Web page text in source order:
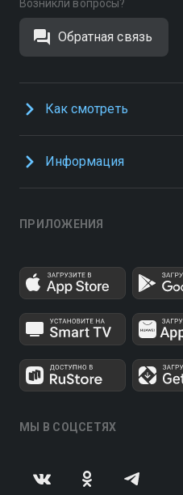
Возникли вопросы?
Обратная связь
Как смотреть
Информация
ПРИЛОЖЕНИЯ
МЫ В СОЦСЕТЯХ